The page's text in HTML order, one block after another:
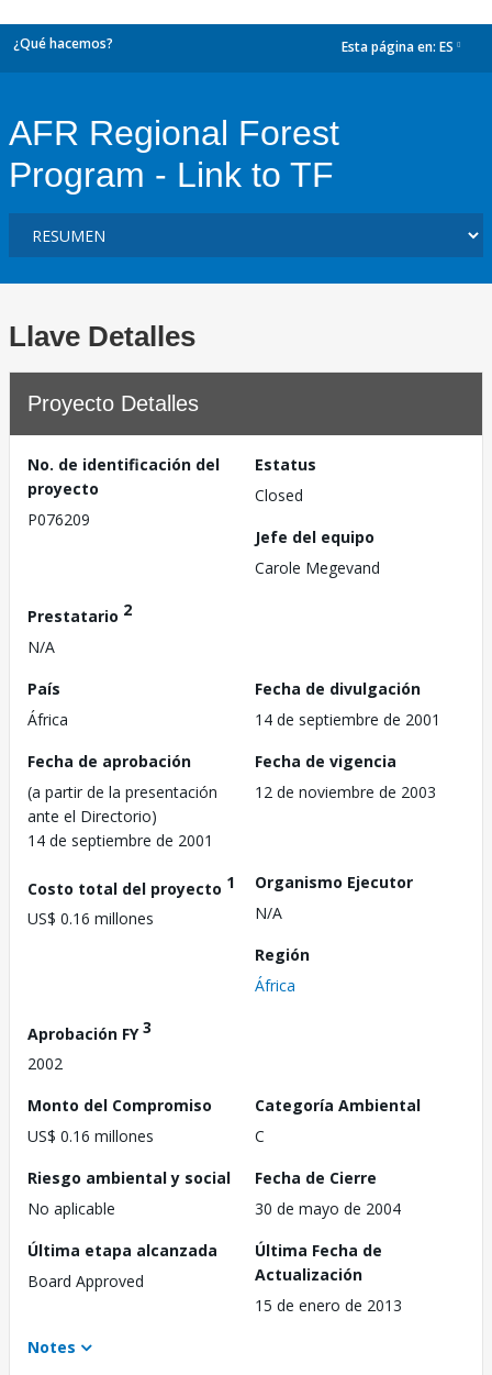
¿Qué hacemos? Esta página en: ES
AFR Regional Forest
Program - Link to TF
Llave Detalles
Proyecto Detalles
No. de identificación del
proyecto
P076209
Estatus
Closed
Jefe del equipo
Carole Megevand
Prestatario 2
N/A
País
África
Fecha de divulgación
14 de septiembre de 2001
Fecha de aprobación
(a partir de la presentación
ante el Directorio)
14 de septiembre de 2001
Fecha de vigencia
12 de noviembre de 2003
Costo total del proyecto 1
US$ 0.16 millones
Organismo Ejecutor
N/A
Región
África
Aprobación FY3
2002
Monto del Compromiso
US$ 0.16 millones
Categoría Ambiental
C
Riesgo ambiental y social
No aplicable
Fecha de Cierre
30 de mayo de 2004
Última etapa alcanzada
Board Approved
Última Fecha de
Actualización
15 de enero de 2013
Notes